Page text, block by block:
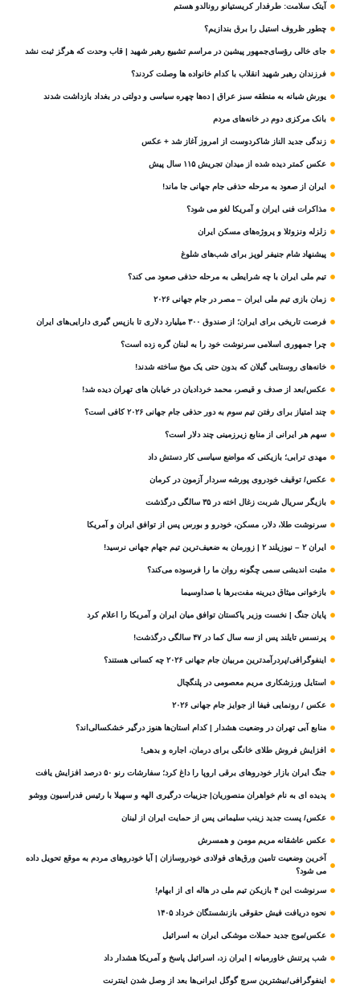
آیتک سلامت: طرفدار کریستیانو رونالدو هستم
چطور ظروف استیل را برق بندازیم؟
جای خالی رؤسای‌جمهور پیشین در مراسم تشییع رهبر شهید | قاب وحدت که هرگز ثبت نشد
فرزندان رهبر شهید انقلاب با کدام خانواده ها وصلت کردند؟
یورش شبانه به منطقه سبز عراق | ده‌ها چهره سیاسی و دولتی در بغداد بازداشت شدند
بانک مرکزی دوم در خانه‌های مردم
زندگی جدید الناز شاکردوست از امروز آغاز شد + عکس
عکس کمتر دیده شده از میدان تجریش ۱۱۵ سال پیش
ایران از صعود به مرحله حذفی جام جهانی جا ماند!
مذاکرات فنی ایران و آمریکا لغو می شود؟
زلزله ونزوئلا و پروژه‌های مسکن ایران
پیشنهاد شام جنیفر لوپز برای شب‌های شلوغ
تیم ملی ایران با چه شرایطی به مرحله حذفی صعود می کند؟
زمان بازی تیم ملی ایران – مصر در جام جهانی ۲۰۲۶
فرصت تاریخی برای ایران؛ از صندوق ۳۰۰ میلیارد دلاری تا بازپس گیری دارایی‌های ایران
چرا جمهوری اسلامی سرنوشت خود را به لبنان گره زده است؟
خانه‌های روستایی گیلان که بدون حتی یک میخ ساخته شدند!
عکس/بعد از صدف و قیصر، محمد خردادیان در خیابان های تهران دیده شد!
چند امتیاز برای رفتن تیم سوم به دور حذفی جام جهانی ۲۰۲۶ کافی است؟
سهم هر ایرانی از منابع زیرزمینی چند دلار است؟
مهدی ترابی؛ بازیکنی که مواضع سیاسی‌ کار دستش داد
عکس/ توقیف خودروی پورشه سردار آزمون در کرمان
بازیگر سریال شربت زغال‌ اخته در ۳۵ سالگی درگذشت
سرنوشت طلا، دلار، مسکن، خودرو و بورس پس از توافق ایران و آمریکا
ایران ۲ – نیوزیلند ۲ | زورمان به ضعیف‌ترین تیم جهام جهانی نرسید!
مثبت‌ اندیشی سمی چگونه روان ما را فرسوده می‌کند؟
بازخوانی میثاق دیرینه مفت‌برها با صداوسیما
پایان جنگ | نخست وزیر پاکستان توافق میان ایران و آمریکا را اعلام کرد
پرنسس تایلند پس از سه سال کما در ۴۷ سالگی درگذشت!
اینفوگرافی/پردرآمدترین مربیان جام جهانی ۲۰۲۶ چه کسانی هستند؟
استایل ورزشکاری مریم معصومی در پلنگچال
عکس / رونمایی فیفا از جوایز جام جهانی ۲۰۲۶
منابع آبی تهران در وضعیت هشدار | کدام استان‌ها هنوز درگیر خشکسالی‌اند؟
افزایش فروش طلای خانگی برای درمان، اجاره و بدهی!
جنگ ایران بازار خودروهای برقی اروپا را داغ کرد؛ سفارشات رنو ۵۰ درصد افزایش یافت
پدیده ای به نام خواهران منصوریان| جزییات درگیری الهه و سهیلا با رئیس فدراسیون ووشو
عکس/ پست جدید زینب سلیمانی پس از حمایت ایران از لبنان
عکس عاشقانه مریم مومن و همسرش
آخرین وضعیت تامین ورق‌های فولادی خودروسازان | آیا خودروهای مردم به موقع تحویل داده
می شود؟
سرنوشت این ۴ بازیکن تیم ملی در هاله ای از ابهام!
نحوه دریافت فیش حقوقی بازنشستگان خرداد ۱۴۰۵
عکس/موج جدید حملات موشکی ایران به اسرائیل
شب پرتنش خاورمیانه | ایران زد، اسرائیل پاسخ و آمریکا هشدار داد
اینفوگرافی/بیشترین سرچ گوگل ایرانی‌ها بعد از وصل شدن اینترنت